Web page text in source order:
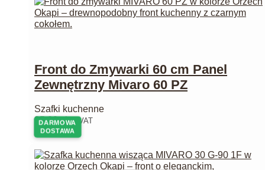
DARMOWA
DOSTAWA
Front do Zmywarki 60 cm Panel
Zewnętrzny Mivaro 60 PZ
Szafki kuchenne
95,00zł z VAT